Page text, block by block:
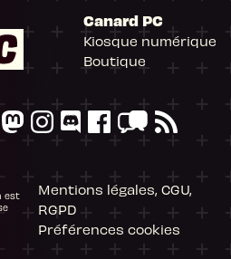
Canard PC
Kiosque numérique
Boutique
est
Mentions légales, CGU,
RGPD
Préférences cookies